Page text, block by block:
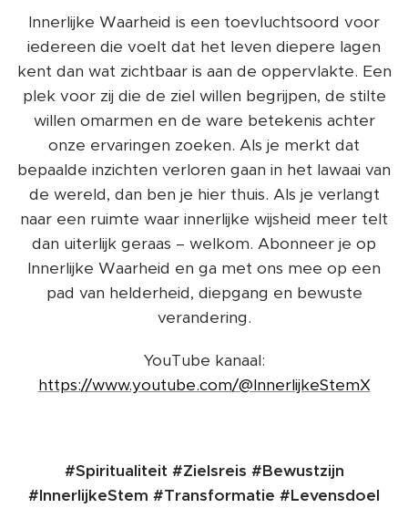
Innerlijke Waarheid is een toevluchtsoord voor
iedereen die voelt dat het leven diepere lagen
kent dan wat zichtbaar is aan de oppervlakte. Een
plek voor zij die de ziel willen begrijpen, de stilte
willen omarmen en de ware betekenis achter
onze ervaringen zoeken. Als je merkt dat
bepaalde inzichten verloren gaan in het lawaai van
de wereld, dan ben je hier thuis. Als je verlangt
naar een ruimte waar innerlijke wijsheid meer telt
dan uiterlijk geraas – welkom. Abonneer je op
Innerlijke Waarheid en ga met ons mee op een
pad van helderheid, diepgang en bewuste
verandering.
YouTube kanaal:
https://www.youtube.com/@InnerlijkeStemX
#Spiritualiteit #Zielsreis #Bewustzijn
#InnerlijkeStem #Transformatie #Levensdoel